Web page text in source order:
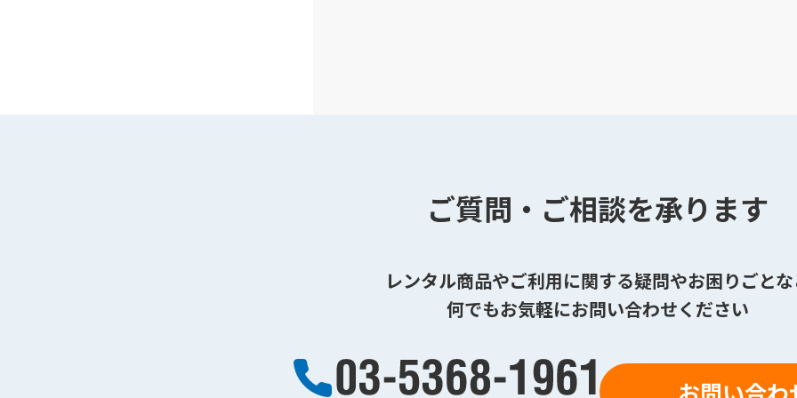
ご質問・ご相談を承ります
レンタル商品やご利用に関する疑問やお困りごと
何でもお気軽にお問い合わせください